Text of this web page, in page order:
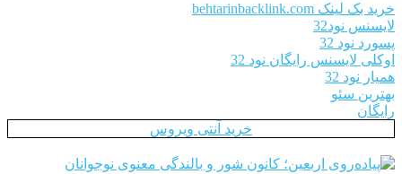
خرید بک لینک behtarinbacklink.com
لایسنس نود32
پسورد نود 32
اوکلی لایسنس رایگان نود 32
همیار نود 32
بهترین سئو
رایگان
خرید آنتی ویروس